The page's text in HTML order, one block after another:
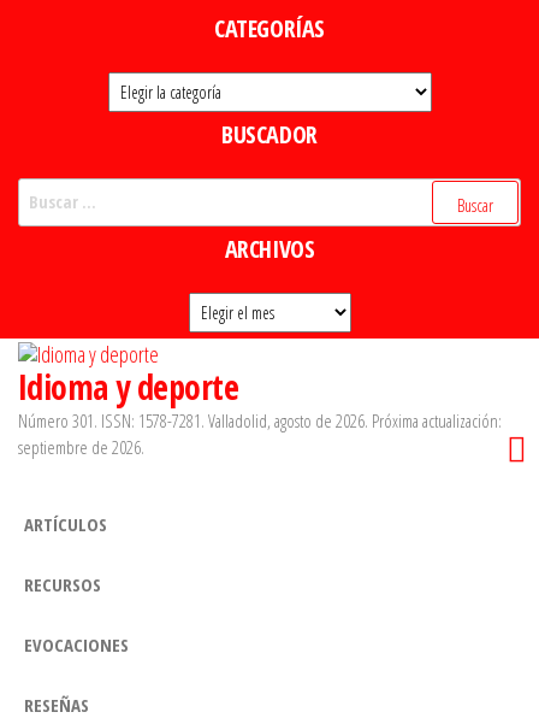
CATEGORÍAS
Categorías
BUSCADOR
ARCHIVOS
Archivos
Idioma y deporte
Número 301. ISSN: 1578-7281. Valladolid, agosto de 2026. Próxima actualización:
septiembre de 2026.
ARTÍCULOS
RECURSOS
EVOCACIONES
RESEÑAS